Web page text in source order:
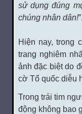
sử dụng đúng
chúng nhân dân!
Hiện nay, trong
trang nghiêm
ảnh đặc biệt do
cờ Tổ quốc diễu
Trong trái tim
động không bao